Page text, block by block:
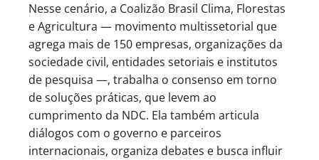
Nesse cenário, a Coalizão Brasil Clima, Florestas
e Agricultura — movimento multissetorial que
agrega mais de 150 empresas, organizações da
sociedade civil, entidades setoriais e institutos
de pesquisa —, trabalha o consenso em torno
de soluções práticas, que levem ao
cumprimento da NDC. Ela também articula
diálogos com o governo e parceiros
internacionais, organiza debates e busca influir